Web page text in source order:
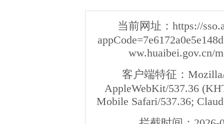
当前网址： https://
ww.huaibei.gov.cn/
客户端特征：
AppleWebKit/537.36
Mobile Safari/537.36;